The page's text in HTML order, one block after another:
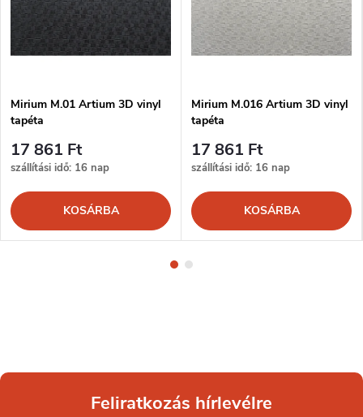
Mirium M.01 Artium 3D vinyl
tapéta
17 861 Ft
szállítási idő: 16 nap
KOSÁRBA
Mirium M.016 Artium 3D vinyl
tapéta
17 861 Ft
szállítási idő: 16 nap
KOSÁRBA
Feliratkozás hírlevélre